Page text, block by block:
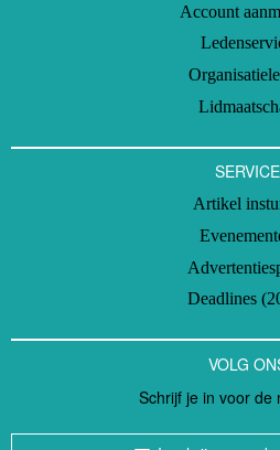
Account
SERVICE
Artikel
Deadlines
VOLG
Schrijf je in voor de